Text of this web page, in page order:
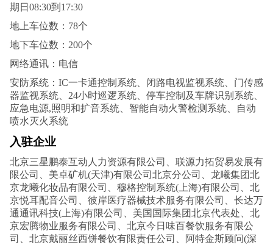
期日08:30到17:30
地上车位数：78个
地下车位数：200个
网络通讯：电信
安防系统：IC一卡通控制系统、闭路电视监视系统、门传感
器监视系统、24小时巡逻系统、停车控制及车牌识别系统、
应急电源,照明和扩音系统、智能自动火警检测系统、自动
喷水灭火系统
入驻企业
北京三星鹏泰互动人力资源有限公司、联源力拓贸易发展有
限公司、美卓矿机(天津)有限公司北京分公司、龙曦集团北
京龙曦化妆品有限公司、穆格控制系统(上海)有限公司、北
京悦耳配音公司、彼岸医疗器械技术服务有限公司、长达万
通通讯科技(上海)有限公司、美国国际集团北京代表处、北
京宏腾物业服务有限公司、北京今日味百餐饮服务有限公
司、北京戴丽丝西饼餐饮有限责任公司、阿特金斯顾问(深